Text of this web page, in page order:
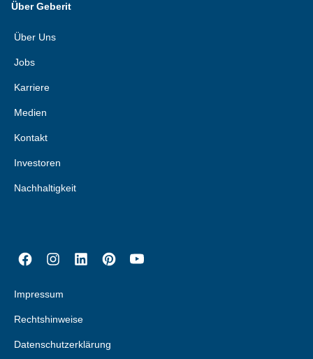
Über Geberit
Über Uns
Jobs
Karriere
Medien
Kontakt
Investoren
Nachhaltigkeit
Impressum
Rechtshinweise
Datenschutzerklärung